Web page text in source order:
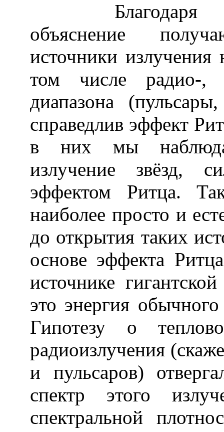
Благодаря
объяснение
источники излучения
том числе радио-,
диапазона
справедлив эффект
в них мы
излучение звёзд,
эффектом Ритца.
наиболее просто и
до открытия таких
основе эффекта
источнике
это энергия
Гипотезу о
радиоизлучения
и пульсаров)
спектр этого
спектральной